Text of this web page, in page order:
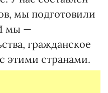
мы подготовили
мы —
гражданское
этими странами.